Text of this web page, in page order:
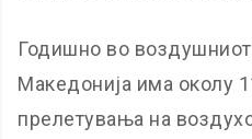
Годишно во
Македонија има околу
прелетувања на